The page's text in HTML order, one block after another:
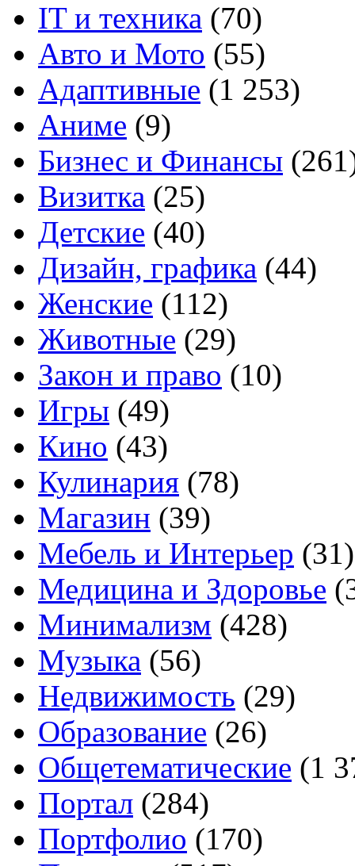
IT и техника (70)
Авто и Мото (55)
Адаптивные (1 253)
Аниме (9)
Бизнес и Финансы
Визитка (25)
Детские (40)
Дизайн, графика (44)
Женские (112)
Животные (29)
Закон и право (10)
Игры (49)
Кино (43)
Кулинария (78)
Магазин (39)
Мебель и Интерьер (31)
Медицина и Здоровье
Минимализм (428)
Музыка (56)
Недвижимость (29)
Образование (26)
Общетематические (1
Портал (284)
Портфолио (170)